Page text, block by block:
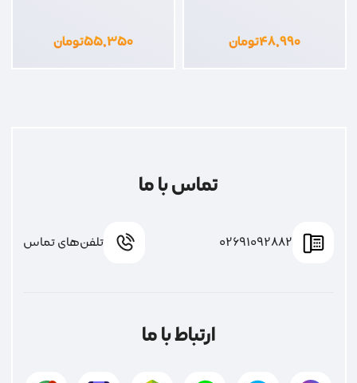
۴۸,۹۹۰تومان ۵۵,۳۵۰تومان
تماس با ما
02691092882 تلفن‌های تماس
ارتباط با ما